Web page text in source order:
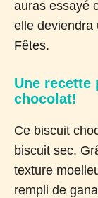
auras essayé
elle deviendra
Fêtes.
Une recette
chocolat!
Ce biscuit
biscuit sec.
texture
rempli de